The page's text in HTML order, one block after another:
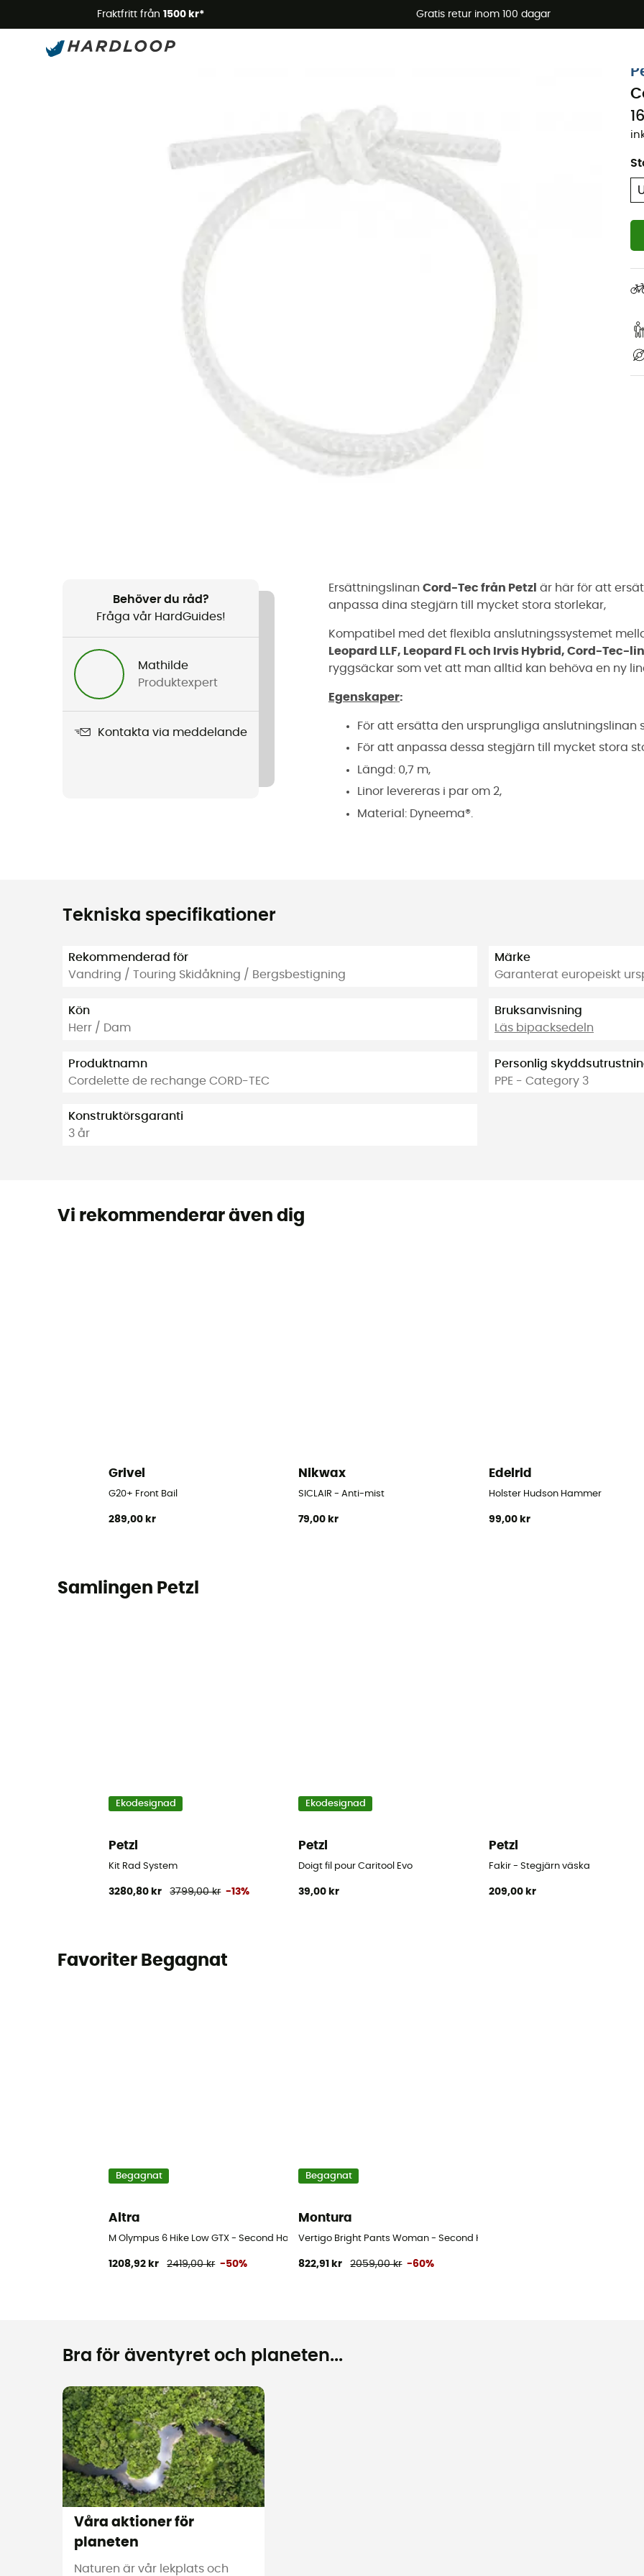
Fraktfritt från 1500 kr* Gratis retur inom 100 dagar
Sommarerbjudanden 🔥 -5 % EXTRA vid köp av 2 produkter* kod
Behöver du råd?
Fråga vår HardGuides!
Mathilde
Produktexpert
Kontakta via meddelande
Ersättningslinan Cord-Tec från Petzl är här för att
anpassa dina stegjärn till mycket stora storlekar,
Kompatibel med det flexibla anslutningssystemet
Leopard LLF, Leopard FLoch Irvis Hybrid, Cord-Tec-
ryggsäckar som vet att man alltid kan behöva en ny
Egenskaper:
För att ersätta den ursprungliga anslutningslinan
För att anpassa dessa stegjärn till mycket stora
Längd: 0,7 m,
Linor levereras i par om 2,
Material: Dyneema®.
Tekniska specifikationer
Rekommenderad för
Vandring / Touring Skidåkning / Bergsbestigning
Kön
Herr / Dam
Produktnamn
Cordelette de rechange CORD-TEC
Konstruktörsgaranti
3 år
Märke
Garanterat europeiskt
Bruksanvisning
Läs bipacksedeln
Personlig
PPE - Category 3
Vi rekommenderar även dig
Grivel
G20+ Front Bail
289,00 kr
Nikwax
SICLAIR - Anti-mist
79,00 kr
Edelrid
Holster Hudson Hammer
99,00 kr
Samlingen Petzl
Ekodesignad
Petzl
Kit Rad System
3280,80 kr 3799,00 kr -13%
Ekodesignad
Petzl
Doigt fil pour Caritool Evo
39,00 kr
Petzl
Fakir - Stegjärn väska
209,00 kr
Favoriter Begagnat
Begagnat
Altra
M Olympus 6 Hike Low GTX - Second Hand Vandringsskor - Herr - Beige - 43
1208,92 kr 2419,00 kr -50%
Begagnat
Montura
Vertigo Bright Pants Woman - Second Hand Byxa - Dam - Blå - S
822,91 kr 2059,00 kr -60%
Bra för äventyret och planeten...
Våra aktioner för
planeten
Naturen är vår lekplats och